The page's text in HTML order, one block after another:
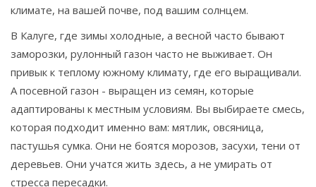
климате, на вашей почве, под вашим солнцем.
В Калуге, где зимы холодные, а весной часто бывают
заморозки, рулонный газон часто не выживает. Он
привык к теплому южному климату, где его выращивали.
А посевной газон - выращен из семян, которые
адаптированы к местным условиям. Вы выбираете смесь,
которая подходит именно вам: мятлик, овсяница,
пастушья сумка. Они не боятся морозов, засухи, тени от
деревьев. Они учатся жить здесь, а не умирать от
стресса пересадки.